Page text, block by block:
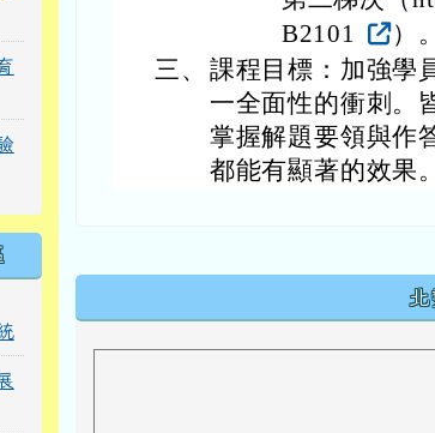
B2101
）。
三、 課程目標：加強學
一全面性的衝刺。
掌握解題要領與作
都能有顯著的效果。
北